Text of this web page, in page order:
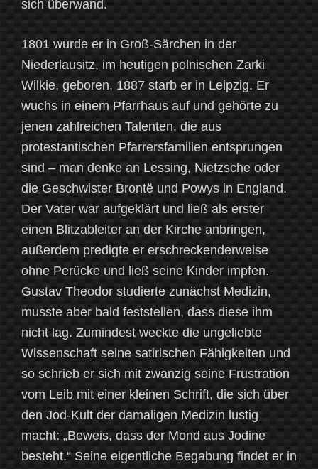
sich überwand.
1801 wurde er in Groß-Särchen in der
Niederlausitz, im heutigen polnischen Zarki
Wilkie, geboren, 1887 starb er in Leipzig. Er
wuchs in einem Pfarrhaus auf und gehörte zu
jenen zahlreichen Talenten, die aus
protestantischen Pfarrersfamilien entsprungen
sind – man denke an Lessing, Nietzsche oder
die Geschwister Brontë und Powys in England.
Der Vater war aufgeklärt und ließ als erster
einen Blitzableiter an der Kirche anbringen,
außerdem predigte er erschreckenderweise
ohne Perücke und ließ seine Kinder impfen.
Gustav Theodor studierte zunächst Medizin,
musste aber bald feststellen, dass diese ihm
nicht lag. Zumindest weckte die ungeliebte
Wissenschaft seine satirischen Fähigkeiten und
so schrieb er sich mit zwanzig seine Frustration
vom Leib mit einer kleinen Schrift, die sich über
den Jod-Kult der damaligen Medizin lustig
macht: „Beweis, dass der Mond aus Jodine
besteht.“ Seine eigentliche Begabung findet er in